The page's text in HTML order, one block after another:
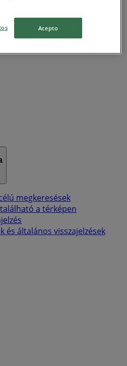
- ez a technológiai vállalat
vásárlást.
megkeresések
a térképen
és általános visszajelzések
Acepto